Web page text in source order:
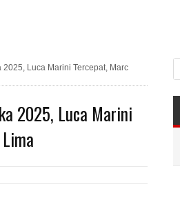
Luca Marini Tercepat, Marc
2025, Luca Marini